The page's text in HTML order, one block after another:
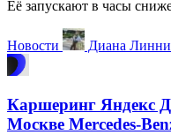
Её запускают в часы
Новости Диана
Каршеринг Яндекс
Москве Mercedes-